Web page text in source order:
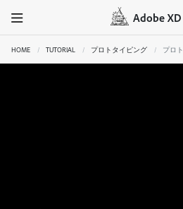
Adobe
HOME TUTORIAL プロトタイピング プロトタ